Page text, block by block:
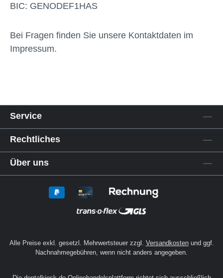
BIC: GENODEF1HAS
Bei Fragen finden Sie unsere Kontaktdaten im
Impressum.
Service
Rechtliches
Über uns
Alle Preise exkl. gesetzl. Mehrwertsteuer zzgl. Versandkostenund ggf.
Nachnahmegebühren, wenn nicht anders angegeben.